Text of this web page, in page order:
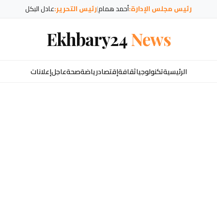
رئيس مجلس الإدارة:أحمد همام|رئيس التحرير:عادل البكل
Ekhbary24News
الرئيسيةتكنولوجياثقافةإقتصادرياضةصحةعاجلإعلانات